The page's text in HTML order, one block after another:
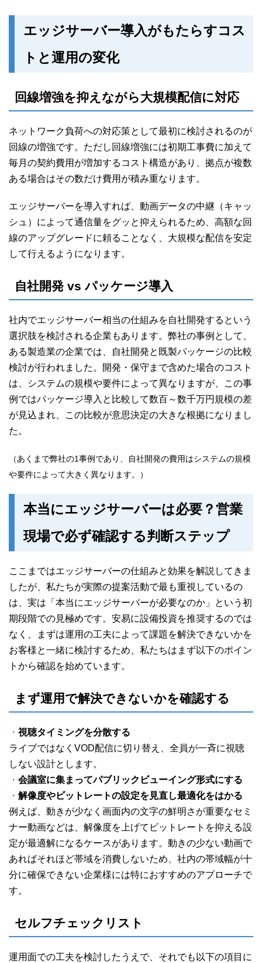
エッジサーバー導入がもたらすコス
トと運用の変化
回線増強を抑えながら大規模配信に対応
ネットワーク負荷への対応策として最初に検討されるのが
回線の増強です。ただし回線増強には初期工事費に加えて
毎月の契約費用が増加するコスト構造があり、拠点が複数
ある場合はその数だけ費用が積み重なります。
エッジサーバーを導入すれば、動画データの中継（キャッ
シュ）によって通信量をグッと抑えられるため、高額な回
線のアップグレードに頼ることなく、大規模な配信を安定
して行えるようになります。
自社開発 vs パッケージ導入
社内でエッジサーバー相当の仕組みを自社開発するという
選択肢を検討される企業もあります。弊社の事例として、
ある製造業の企業では、自社開発と既製パッケージの比較
検討が行われました。開発・保守まで含めた場合のコスト
は、システムの規模や要件によって異なりますが、この事
例ではパッケージ導入と比較して数百～数千万円規模の差
が見込まれ、この比較が意思決定の大きな根拠になりまし
た。
（あくまで弊社の1事例であり、自社開発の費用はシステムの規模
や要件によって大きく異なります。）
本当にエッジサーバーは必要？営業
現場で必ず確認する判断ステップ
ここまではエッジサーバーの仕組みと効果を解説してきま
したが、私たちが実際の提案活動で最も重視しているの
は、実は「本当にエッジサーバーが必要なのか」という初
期段階での見極めです。安易に設備投資を推奨するのでは
なく、まずは運用の工夫によって課題を解決できないかを
お客様と一緒に検討するため、私たちはまず以下のポイン
トから確認を始めています。
まず運用で解決できないかを確認する
・ 視聴タイミングを分散する
ライブではなくVOD配信に切り替え、全員が一斉に視聴
しない設計とします。
・ 会議室に集まってパブリックビューイング形式にする
・ 解像度やビットレートの設定を見直し最適化をはかる
例えば、動きが少なく画面内の文字の鮮明さが重要なセミ
ナー動画などは、解像度を上げてビットレートを抑える設
定が最適解になるケースがあります。動きの少ない動画で
あればそれほど帯域を消費しないため、社内の帯域幅が十
分に確保できない企業様には特におすすめのアプローチで
す。
セルフチェックリスト
運用面での工夫を検討したうえで、それでも以下の項目に